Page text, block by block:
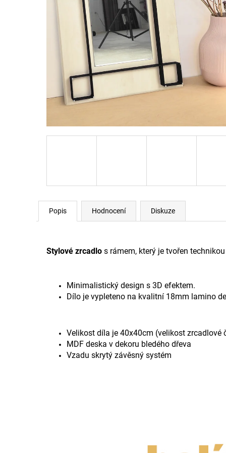
Popis Hodnocení Diskuze
Stylové zrcadlo s rámem, který je tvořen technikou
Minimalistický design s 3D efektem.
Dílo je vypleteno na kvalitní 18mm lamino
Velikost díla je 40x40cm (velikost zrcadlové
MDF deska v dekoru bledého dřeva
Vzadu skrytý závěsný systém